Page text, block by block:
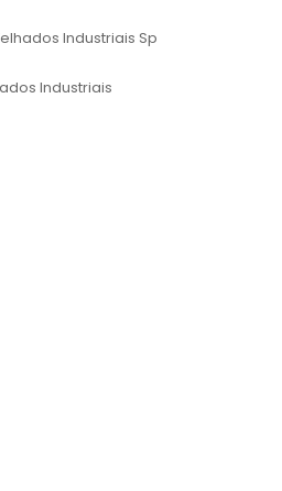
Industriais Sp
Industriais